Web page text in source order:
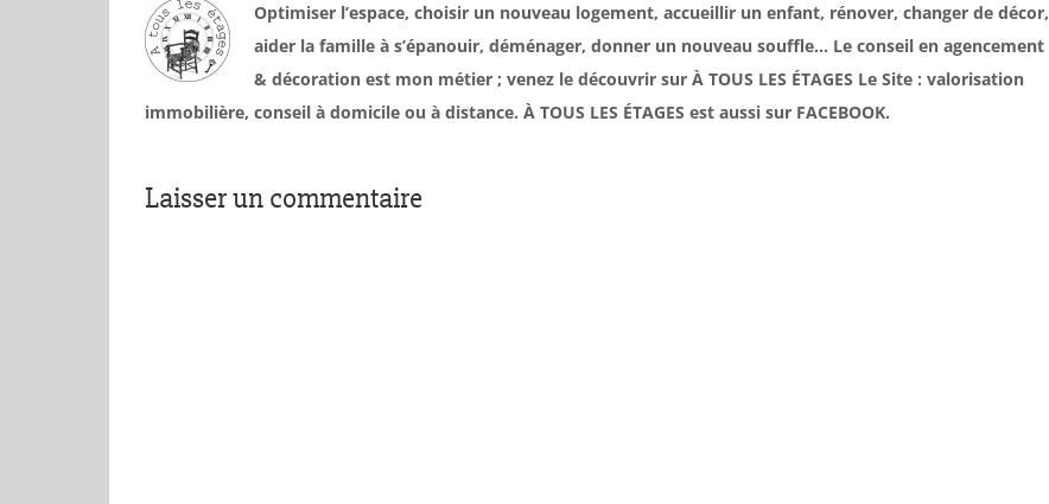
Optimiser l’espace, choisir un nouveau logement, accueillir un enfant, rénover, changer de décor,
aider la famille à s’épanouir, déménager, donner un nouveau souffle… Le conseil en agencement
& décoration est mon métier ; venez le découvrir sur À TOUS LES ÉTAGES Le Site : valorisation
immobilière, conseil à domicile ou à distance. À TOUS LES ÉTAGES est aussi sur FACEBOOK.
Laisser un commentaire